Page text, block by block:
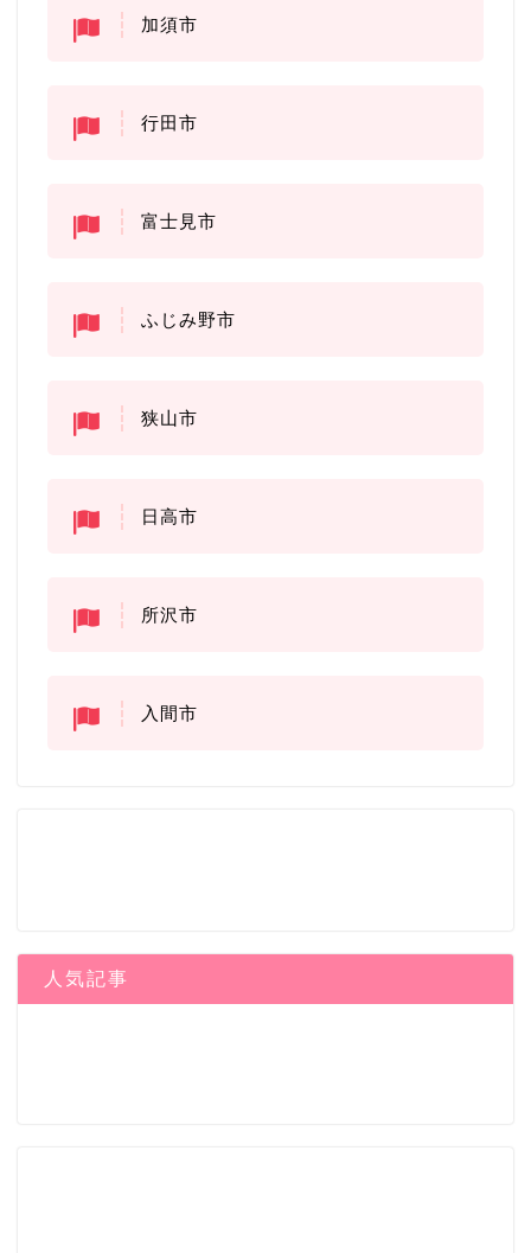
加須市
行田市
富士見市
ふじみ野市
狭山市
日高市
所沢市
入間市
人気記事